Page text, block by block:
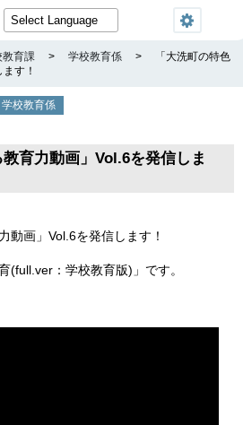
教育課 > 学校教育係 >
「大洗町の特色
す！
学校教育係
教育力動画」Vol.6を発信しま
動画」Vol.6を発信します！
(full.ver：学校教育版)」です。